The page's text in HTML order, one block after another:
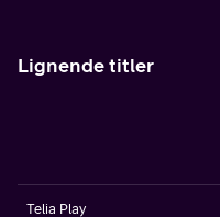
Lignende titler
Telia Play